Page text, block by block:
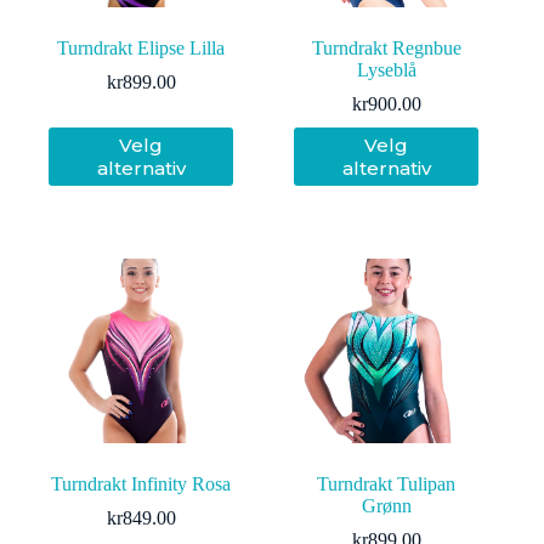
Turndrakt Elipse Lilla
kr899.00
Velg
alternativ
Dette
produktet
har
kan
velges
på
produktsiden
Turndrakt Regnbue
Lyseblå
kr900.00
Velg
alternativ
Dette
produktet
har
kan
velges
på
produktsiden
Turndrakt Infinity Rosa
kr849.00
Turndrakt Tulipan
Grønn
kr899.00